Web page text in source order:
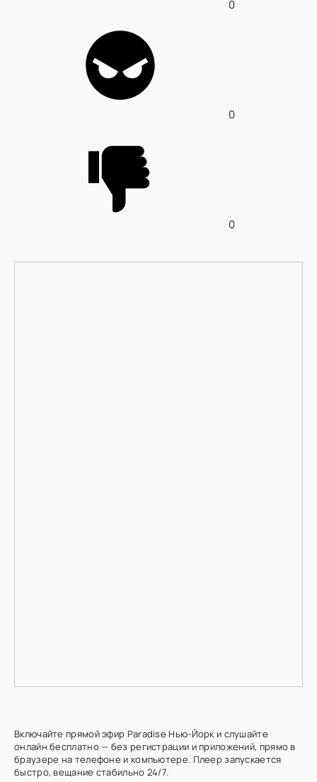
0
0
0
Включайте прямой эфир Paradise Нью-Йорк и слушайте
онлайн бесплатно — без регистрации и приложений, прямо в
браузере на телефоне и компьютере. Плеер запускается
быстро, вещание стабильно 24/7.